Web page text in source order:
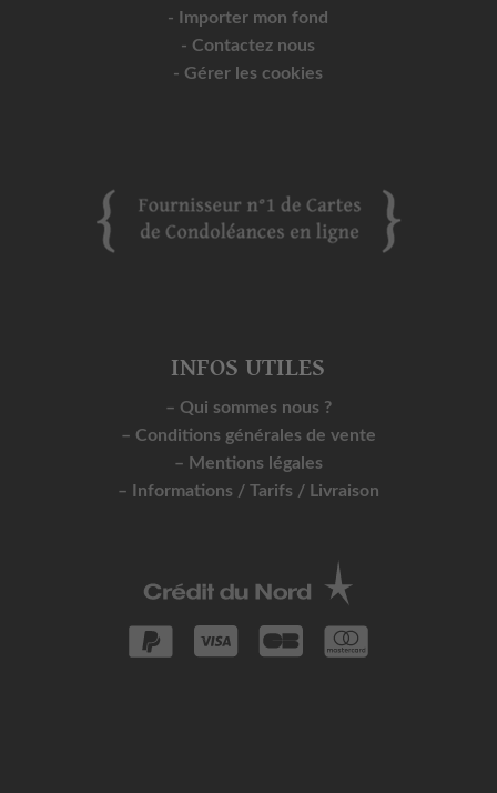
- Importer mon fond
- Contactez nous
- Gérer les cookies
INFOS UTILES
– Qui sommes nous ?
– Conditions générales de vente
– Mentions légales
– Informations / Tarifs / Livraison